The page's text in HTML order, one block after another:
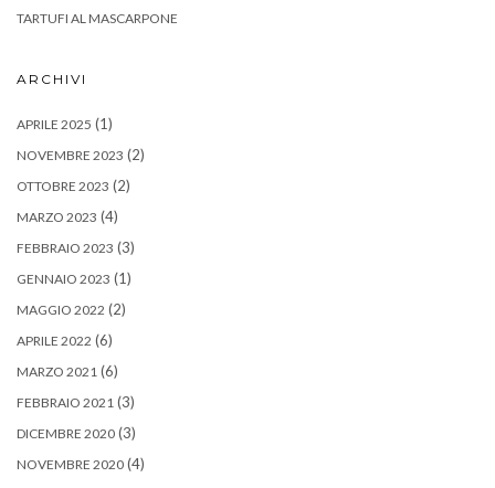
TARTUFI AL MASCARPONE
ARCHIVI
APRILE 2025 (1)
NOVEMBRE 2023 (2)
OTTOBRE 2023 (2)
MARZO 2023 (4)
FEBBRAIO 2023 (3)
GENNAIO 2023 (1)
MAGGIO 2022 (2)
APRILE 2022 (6)
MARZO 2021 (6)
FEBBRAIO 2021 (3)
DICEMBRE 2020 (3)
NOVEMBRE 2020 (4)